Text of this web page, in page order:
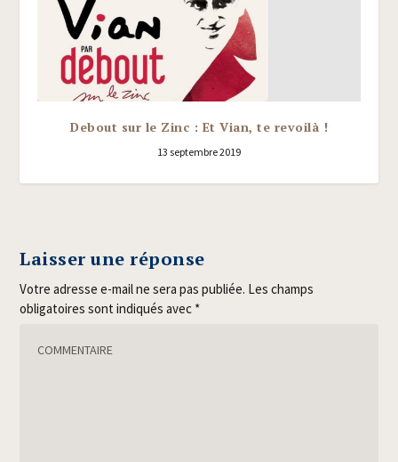
Debout sur le Zinc : Et Vian, te revoilà !
13 septembre 2019
Laisser une réponse
Votre adresse e-mail ne sera pas publiée. Les champs
obligatoires sont indiqués avec *